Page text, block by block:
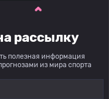
рассылку
полезная информация
из мира спорта